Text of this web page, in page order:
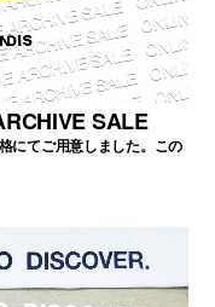
SALE
にてご用意しました。この